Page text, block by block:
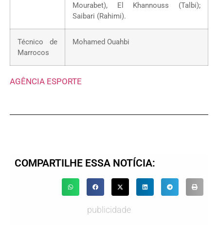
Mourabet), El Khannouss (Talbi);
Saibari (Rahimi).
Técnico de
Marrocos
Mohamed Ouahbi
AGÊNCIA ESPORTE
COMPARTILHE ESSA NOTÍCIA:
publicidade